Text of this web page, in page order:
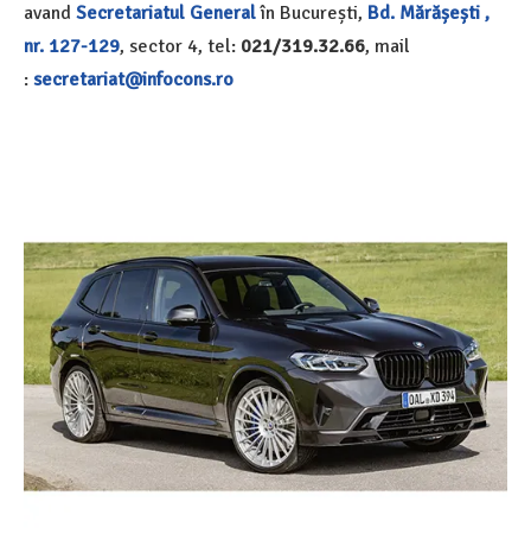
avand Secretariatul General în București, Bd. Mărășești ,
nr. 127-129, sector 4, tel: 021/319.32.66, mail
: secretariat@infocons.ro